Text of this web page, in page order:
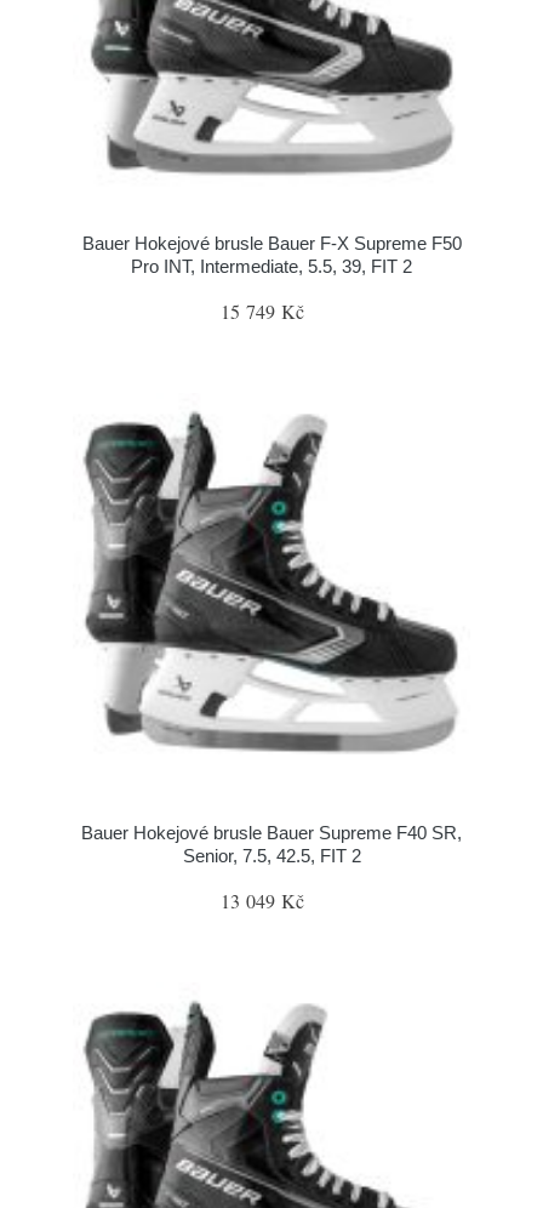
Bauer Hokejové brusle Bauer F-X Supreme F50
Pro INT, Intermediate, 5.5, 39, FIT 2
15 749 Kč
Bauer Hokejové brusle Bauer Supreme F40 SR,
Senior, 7.5, 42.5, FIT 2
13 049 Kč